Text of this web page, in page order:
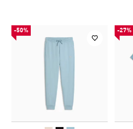
-50% -27%